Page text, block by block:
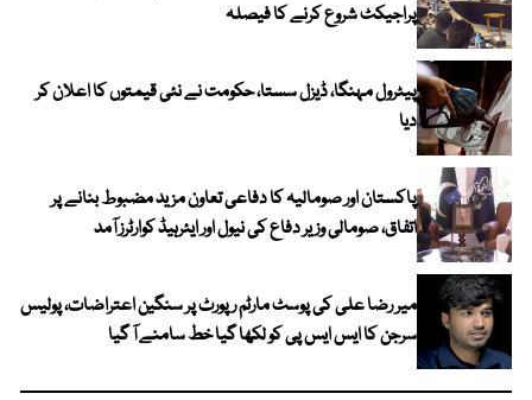
پراجیکٹ شروع کرنے کا فیصلہ
پیٹرول مہنگا، ڈیزل سستا، حکومت نے نئی قیمتوں کا اعلان کر
دیا
پاکستان اور صومالیہ کا دفاعی تعاون مزید مضبوط بنانے پر
اتفاق، صومالی وزیر دفاع کی نیول اور ایئرہیڈ کوارٹرز آمد
میر رضا علی کی پوسٹ مارٹم رپورٹ پر سنگین اعتراضات، پولیس
سرجن کا ایس ایس پی کو لکھا گیا خط سامنے آ گیا